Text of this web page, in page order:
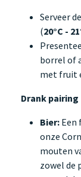
Serveer
(20°C -
borrel of
met fruit
Drank pairing
Bier: Een
onze
mouten
zowel de